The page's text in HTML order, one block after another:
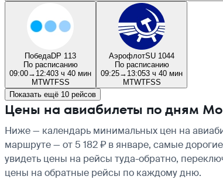
ПобедаDP 113
По расписанию
09:00→ 12:403 ч 40 мин
MTWTFSS
АэрофлотSU 1044
По расписанию
09:25→ 13:053 ч 40 мин
MTWTFSS
Показать ещё 10 рейсов
Цены на авиабилеты по дням
Ниже — календарь минимальных цен на
маршруте — от 5 182 ₽ в январе, самые
увидеть цены на рейсы туда-обратно,
цены на обратные рейсы по каждому дню.